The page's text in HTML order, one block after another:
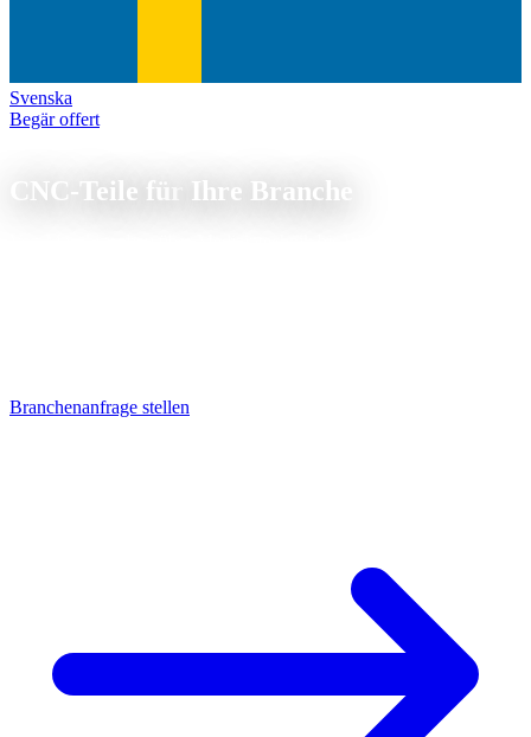
Svenska
Begär offert
CNC-Teile für Ihre Branche
Branchenanfrage stellen